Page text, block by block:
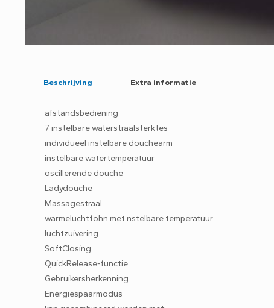
Beschrijving Extra informatie
afstandsbediening
7 instelbare waterstraalsterktes
individueel instelbare douchearm
instelbare watertemperatuur
oscillerende douche
Ladydouche
Massagestraal
warmeluchtfohn met nstelbare temperatuur
luchtzuivering
SoftClosing
QuickRelease-functie
Gebruikersherkenning
Energiespaarmodus